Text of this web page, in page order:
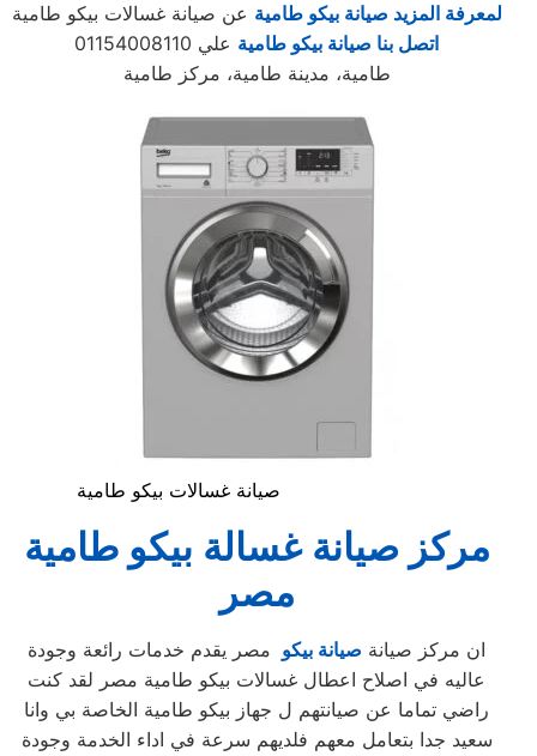
لمعرفة المزيد صيانة بيكو طامية عن صيانة غسالات بيكو طامية
اتصل بنا صيانة بيكو طامية علي 01154008110
طامية، مدينة طامية، مركز طامية
صيانة غسالات بيكو طامية
مركز صيانة غسالة بيكو طامية
مصر
ان مركز صيانة صيانة بيكو مصر يقدم خدمات رائعة وجودة
عاليه في اصلاح اعطال غسالات بيكو طامية مصر لقد كنت
راضي تماما عن صيانتهم ل جهاز بيكو طامية الخاصة بي وانا
سعيد جدا بتعامل معهم فلديهم سرعة في اداء الخدمة وجودة